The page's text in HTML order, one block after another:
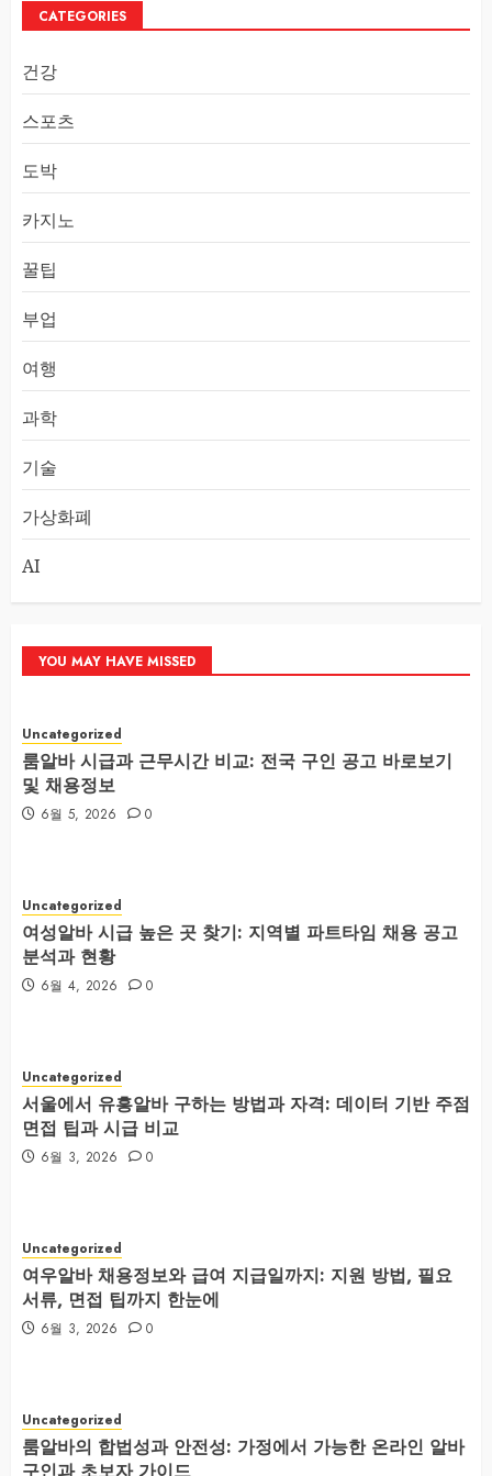
CATEGORIES
건강
스포츠
도박
카지노
꿀팁
부업
여행
과학
기술
가상화폐
AI
YOU MAY HAVE MISSED
Uncategorized
룸알바 시급과 근무시간 비교: 전국 구인 공고 바로보기
및 채용정보
6월 5, 2026 0
Uncategorized
여성알바 시급 높은 곳 찾기: 지역별 파트타임 채용 공고
분석과 현황
6월 4, 2026 0
Uncategorized
서울에서 유흥알바 구하는 방법과 자격: 데이터 기반 주점
면접 팁과 시급 비교
6월 3, 2026 0
Uncategorized
여우알바 채용정보와 급여 지급일까지: 지원 방법, 필요
서류, 면접 팁까지 한눈에
6월 3, 2026 0
Uncategorized
룸알바의 합법성과 안전성: 가정에서 가능한 온라인 알바